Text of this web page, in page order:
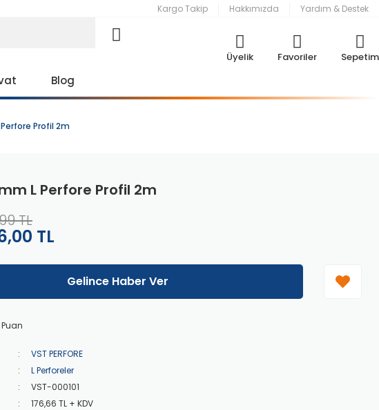
Kargo Takip Hakkımızda Yardım & Destek
Üyelik Favoriler Sepetim
Blog
Profil 2m
L Perfore Profil 2m
TL
TL
Gelince Haber Ver
VST PERFORE
L Perforeler
VST-000101
176,66 TL + KDV